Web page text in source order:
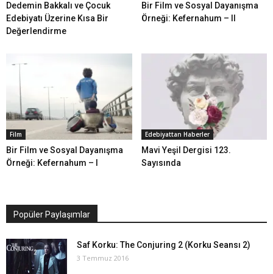
Dedemin Bakkalı ve Çocuk
Edebiyatı Üzerine Kısa Bir
Değerlendirme
Bir Film ve Sosyal Dayanışma
Örneği: Kefernahum – II
Film
Bir Film ve Sosyal Dayanışma
Örneği: Kefernahum – I
Edebiyattan Haberler
Mavi Yeşil Dergisi 123.
Sayısında
Popüler Paylaşımlar
Saf Korku: The Conjuring 2 (Korku Seansı 2)
3 Temmuz 2016